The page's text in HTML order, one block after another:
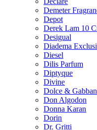
Demeter
Depot
Derek Lam 10
Desigual
Diadema
Diesel
Dilis Parfum
Diptyque
Divine
Dolce &
Don Algodon
Donna Karan
Dorin
Dr. Gritti